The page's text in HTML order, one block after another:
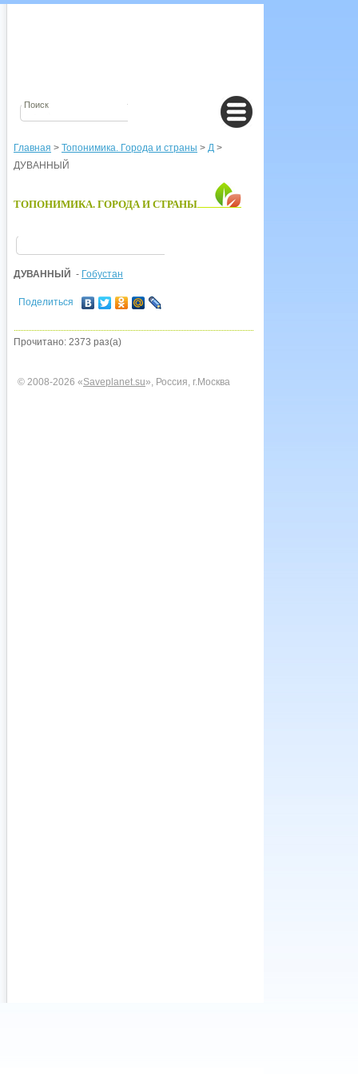
Главная > Топонимика. Города и страны > Д >
ДУВАННЫЙ
ТОПОНИМИКА. ГОРОДА И СТРАНЫ
ДУВАННЫЙ - Гобустан
Поделиться
Прочитано: 2373 раз(а)
© 2008-2026 «Saveplanet.su», Россия, г.Москва